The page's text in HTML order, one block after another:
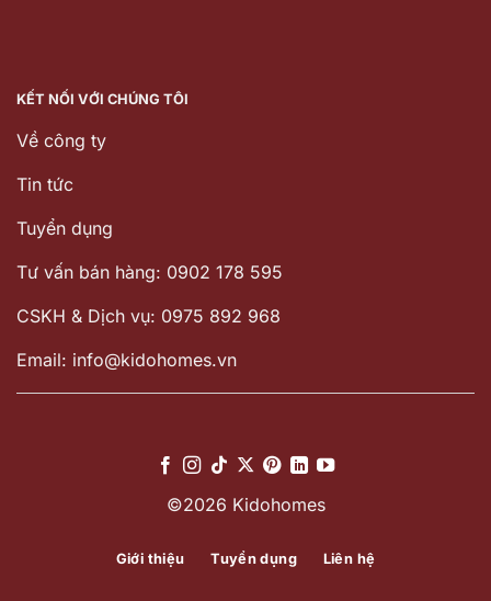
KẾT NỐI VỚI CHÚNG TÔI
Về công ty
Tin tức
Tuyển dụng
Tư vấn bán hàng: 0902 178 595
CSKH & Dịch vụ: 0975 892 968
Email: info@kidohomes.vn
©2026 Kidohomes
Giới thiệu Tuyển dụng Liên hệ